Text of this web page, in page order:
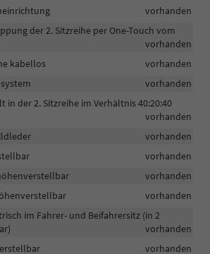
vorhanden
der 2. Sitzreihe per One-Touch vom
vorhanden
kabellos
vorhanden
vorhanden
in der 2. Sitzreihe im Verhältnis 40:20:40
vorhanden
vorhanden
vorhanden
vorhanden
vorhanden
im Fahrer- und Beifahrersitz (in 2
vorhanden
vorhanden